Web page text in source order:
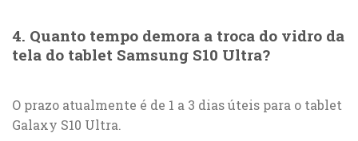
4. Quanto tempo demora a troca do vidro da
tela do tablet Samsung S10 Ultra?
O prazo atualmente é de 1 a 3 dias úteis para o tablet
Galaxy S10 Ultra.